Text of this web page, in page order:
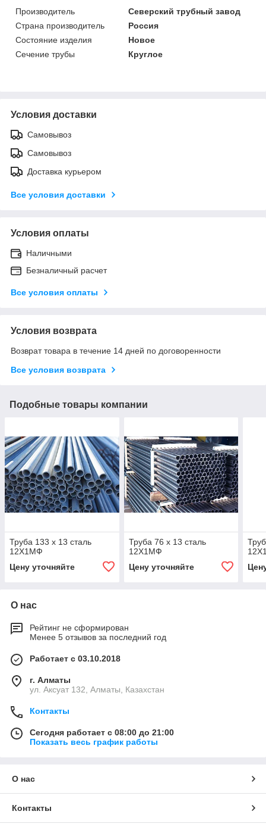
Производитель
Северский трубный завод
Страна производитель
Россия
Состояние изделия
Новое
Сечение трубы
Круглое
Условия доставки
Самовывоз
Самовывоз
Доставка курьером
Все условия доставки
Условия оплаты
Наличными
Безналичный расчет
Все условия оплаты
Условия возврата
Возврат товара в течение 14 дней по договоренности
Все условия возврата
Подобные товары компании
Труба 133 х 13 сталь
12Х1МФ
Цену уточняйте
Труба 76 х 13 сталь
12Х1МФ
Цену уточняйте
О нас
Рейтинг не сформирован
Менее 5 отзывов за последний год
Работает с 03.10.2018
г. Алматы
ул. Аксуат 132, Алматы, Казахстан
Контакты
Сегодня работает с 08:00 до 21:00
Показать весь график работы
О нас
Контакты